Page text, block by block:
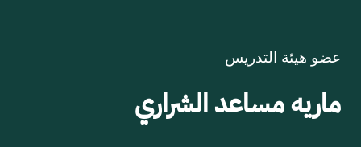
عضو هيئة التدريس
ماريه مساعد الشراري